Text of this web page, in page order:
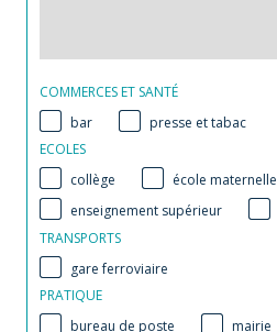
COMMERCES ET SANTÉ
bar
presse et tabac
ECOLES
collège
école maternelle
enseignement supérieur
TRANSPORTS
gare ferroviaire
PRATIQUE
bureau de poste
mairie